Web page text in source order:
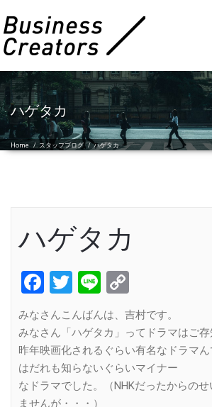
ハゲタカ
Home / スタッフブログ /ハゲタカ
ハゲタカ
Facebook
Twitter
Line
Link
みなさんこんばんは、吉村です。
みなさん「ハゲタカ」ってドラマはご存
昨年映画化されるぐらい有名なドラマ
はだれも知らないぐらいマイナー
なドラマでした。（NHKだったからの
ませんが・・・）